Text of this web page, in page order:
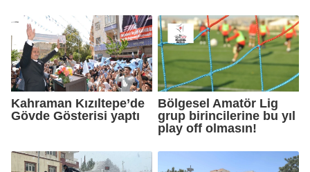
Kahraman Kızıltepe’de
Gövde Gösterisi yaptı
Bölgesel Amatör Lig
grup birincilerine bu yıl
play off olmasın!